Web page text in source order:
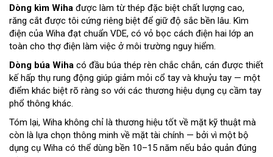
Dòng kìm Wiha được làm từ thép đặc biệt chất lượng cao,
răng cắt được tôi cứng riêng biệt để giữ độ sắc bền lâu. Kìm
điện của Wiha đạt chuẩn VDE, có vỏ bọc cách điện hai lớp an
toàn cho thợ điện làm việc ở môi trường nguy hiểm.
Dòng búa Wiha có đầu búa thép rèn chắc chắn, cán được thiết
kế hấp thụ rung động giúp giảm mỏi cổ tay và khuỷu tay — một
điểm khác biệt rõ ràng so với các thương hiệu dụng cụ cầm tay
phổ thông khác.
Tóm lại, Wiha không chỉ là thương hiệu tốt về mặt kỹ thuật mà
còn là lựa chọn thông minh về mặt tài chính — bởi vì một bộ
dụng cụ Wiha có thể dùng bền 10–15 năm nếu bảo quản đúng